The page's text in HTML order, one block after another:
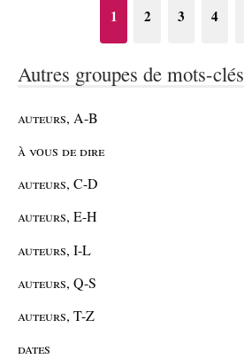
1 2 3 4
Autres groupes de mots-clés
auteurs, A-B
à vous de dire
auteurs, C-D
auteurs, E-H
auteurs, I-L
auteurs, Q-S
auteurs, T-Z
dates